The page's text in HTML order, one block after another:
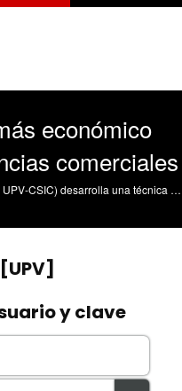
económico
comerciales
El Instituto de Tecnología Química (ITQ, UPV-CSIC) desarrolla una técnica catalítica que obtiene unas moléculas orgánicas llamadas alquenos en un proceso hasta 10 veces más barato que el actual. Los alquenos internos tienen múltiples aplicaciones para fabricar plásticos, detergentes, lubricantes y cosméticos. El método ya se ha empleado para producir fragancias comerciales en Castellón